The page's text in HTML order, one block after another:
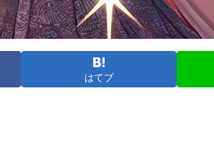
はてブ